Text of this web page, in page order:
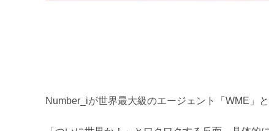
Number_iが世界最大級のエージェント「WME」